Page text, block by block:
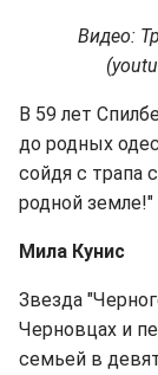
Видео:
В 59 лет
до родных
сойдя с трапа
родной земле!"
Мила Кунис
Звезда
Черновцах и
семьей в